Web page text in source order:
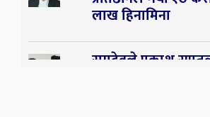
लाख हिनामिना
रामदेवले प्रकाश